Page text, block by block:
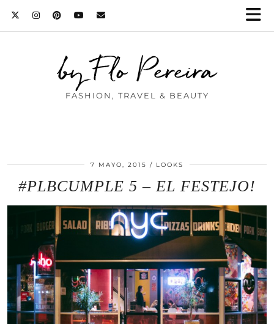
by Flo Pereira
FASHION, TRAVEL & BEAUTY
7 MAYO, 2015 LOOKS
#PLBCUMPLE 5 – EL FESTEJO!